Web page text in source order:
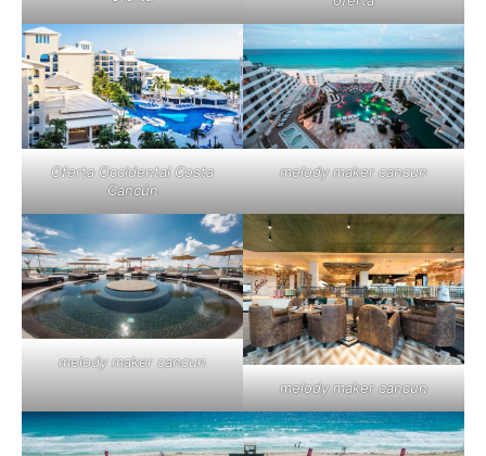
Oferta Occidental Costa
Cancún
melody maker cancun
melody maker cancun
melody maker cancun